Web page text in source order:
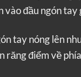
vào đầu ngón tay
tay nóng lên
răng điểm về